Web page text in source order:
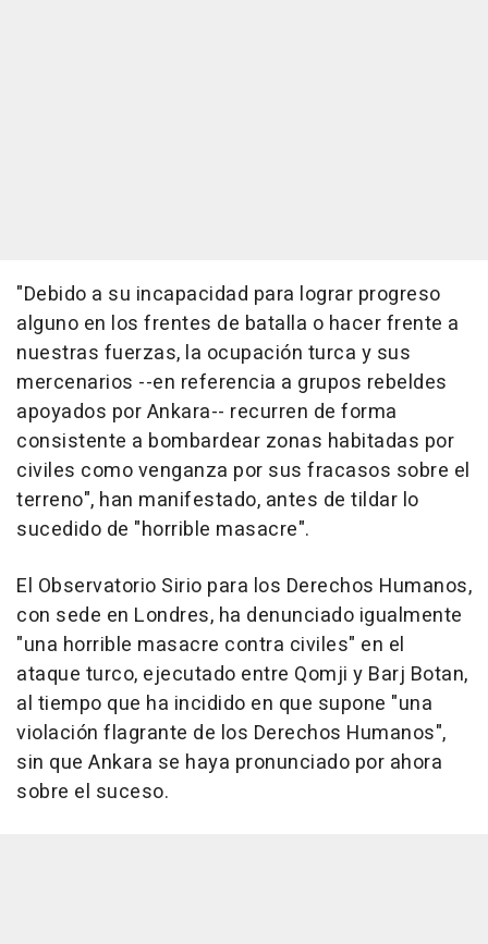
"Debido a su incapacidad para lograr progreso
alguno en los frentes de batalla o hacer frente a
nuestras fuerzas, la ocupación turca y sus
mercenarios --en referencia a grupos rebeldes
apoyados por Ankara-- recurren de forma
consistente a bombardear zonas habitadas por
civiles como venganza por sus fracasos sobre el
terreno", han manifestado, antes de tildar lo
sucedido de "horrible masacre".
El Observatorio Sirio para los Derechos Humanos,
con sede en Londres, ha denunciado igualmente
"una horrible masacre contra civiles" en el
ataque turco, ejecutado entre Qomji y Barj Botan,
al tiempo que ha incidido en que supone "una
violación flagrante de los Derechos Humanos",
sin que Ankara se haya pronunciado por ahora
sobre el suceso.